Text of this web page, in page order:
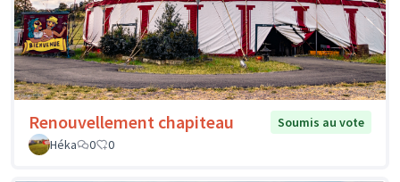
Renouvellement chapiteau
Soumis au vote
Héka
0 0